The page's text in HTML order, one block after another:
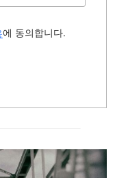
에 동의합니다.